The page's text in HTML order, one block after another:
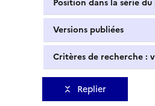
Position dans la série du
Versions publiées
Critères de recherche :
Replier